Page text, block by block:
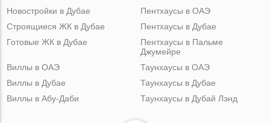
Новостройки в Дубае
Строящиеся ЖК в Дубае
Готовые ЖК в Дубае
Пентхаусы в ОАЭ
Пентхаусы в Дубае
Пентхаусы в Пальме
Джумейре
Виллы в ОАЭ
Виллы в Дубае
Виллы в Абу-Даби
Таунхаусы в ОАЭ
Таунхаусы в Дубае
Таунхаусы в Дубай Лэнд